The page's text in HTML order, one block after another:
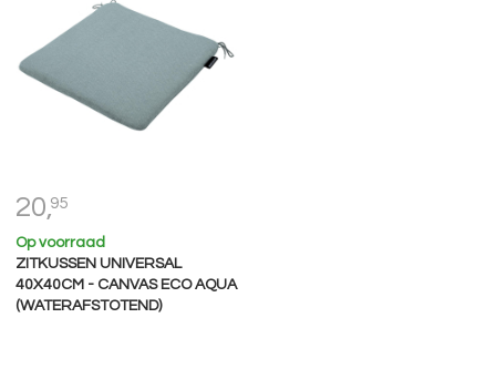
20,95
Op voorraad
ZITKUSSEN UNIVERSAL
40X40CM - CANVAS ECO AQUA
(WATERAFSTOTEND)